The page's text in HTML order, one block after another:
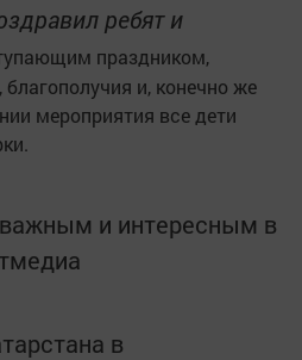
ребят и
праздником,
и, конечно же
мероприятия все дети
и интересным в
в